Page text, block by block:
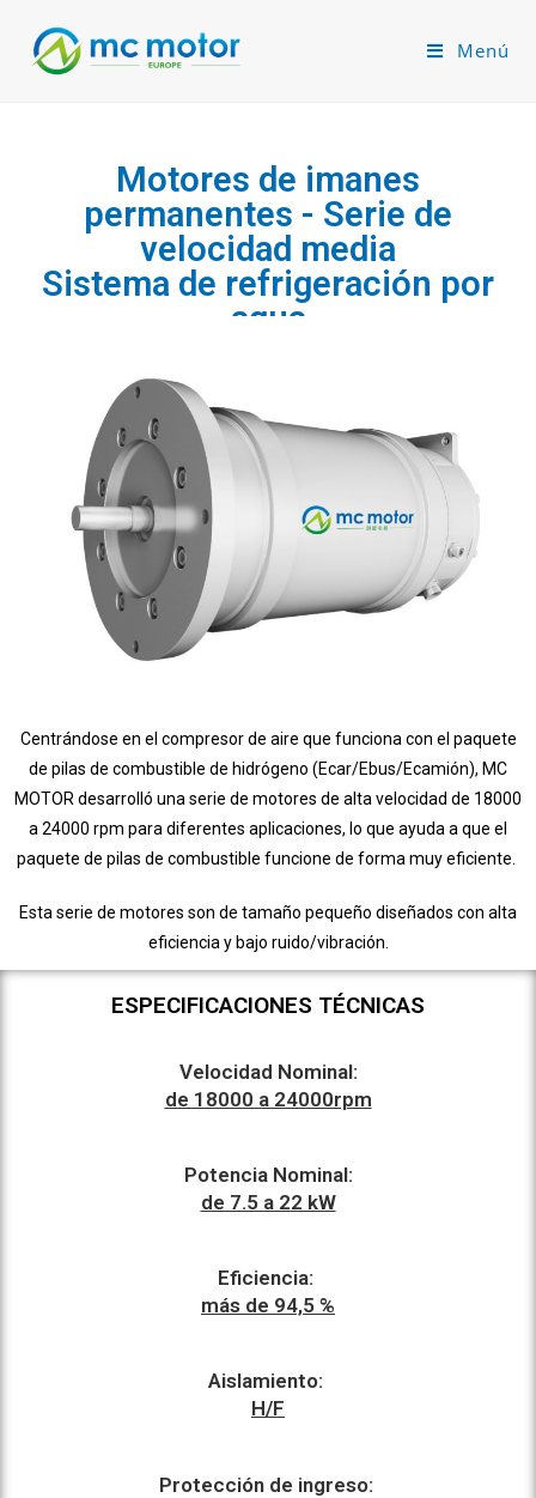
Menú
Motores de imanes
permanentes - Serie de
velocidad media
Sistema de refrigeración por
agua
Centrándose en el compresor de aire que funciona con el paquete
de pilas de combustible de hidrógeno (Ecar/Ebus/Ecamión), MC
MOTOR desarrolló una serie de motores de alta velocidad de 18000
a 24000 rpm para diferentes aplicaciones, lo que ayuda a que el
paquete de pilas de combustible funcione de forma muy eficiente.
Esta serie de motores son de tamaño pequeño diseñados con alta
eficiencia y bajo ruido/vibración.
ESPECIFICACIONES TÉCNICAS
Velocidad Nominal:
de 18000 a 24000rpm
Potencia Nominal:
de 7.5 a 22 kW
Eficiencia:
más de 94,5 %
Aislamiento:
H/F
Protección de ingreso: